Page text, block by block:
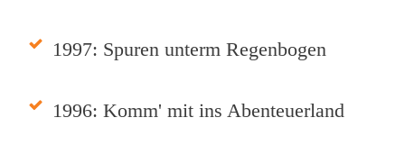
1997: Spuren unterm Regenbogen
1996: Komm' mit ins Abenteuerland